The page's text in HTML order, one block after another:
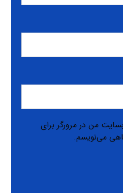
من در مرورگر برای
می‌نویسم.